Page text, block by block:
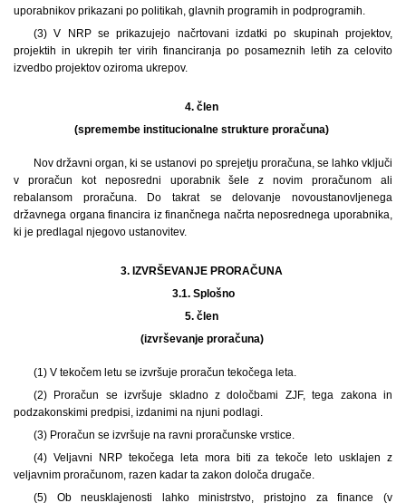
uporabnikov prikazani po politikah, glavnih programih in podprogramih.
(3) V NRP se prikazujejo načrtovani izdatki po skupinah projektov,
projektih in ukrepih ter virih financiranja po posameznih letih za celovito
izvedbo projektov oziroma ukrepov.
4. člen
(spremembe institucionalne strukture proračuna)
Nov državni organ, ki se ustanovi po sprejetju proračuna, se lahko vključi
v proračun kot neposredni uporabnik šele z novim proračunom ali
rebalansom proračuna. Do takrat se delovanje novoustanovljenega
državnega organa financira iz finančnega načrta neposrednega uporabnika,
ki je predlagal njegovo ustanovitev.
3. IZVRŠEVANJE PRORAČUNA
3.1. Splošno
5. člen
(izvrševanje proračuna)
(1) V tekočem letu se izvršuje proračun tekočega leta.
(2) Proračun se izvršuje skladno z določbami ZJF, tega zakona in
podzakonskimi predpisi, izdanimi na njuni podlagi.
(3) Proračun se izvršuje na ravni proračunske vrstice.
(4) Veljavni NRP tekočega leta mora biti za tekoče leto usklajen z
veljavnim proračunom, razen kadar ta zakon določa drugače.
(5) Ob neusklajenosti lahko ministrstvo, pristojno za finance (v